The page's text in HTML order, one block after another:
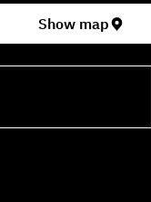
Show map